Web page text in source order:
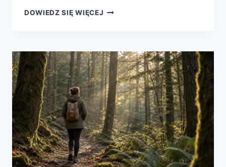
DOWIEDZ SIĘ WIĘCEJ JAK
STRES?
TEN
EFEKT
CZUĆ
SZYBCIEJ,
NIŻ
MYŚLISZ